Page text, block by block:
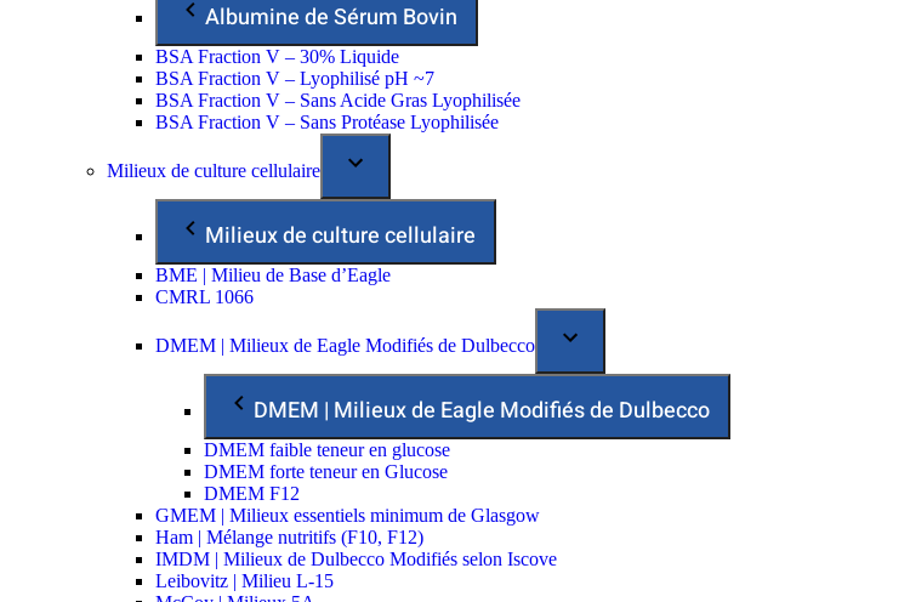
Albumine de Sérum Bovin
BSA Fraction V – 30% Liquide
BSA Fraction V – Lyophilisé pH ~7
BSA Fraction V – Sans Acide Gras Lyophilisée
BSA Fraction V – Sans Protéase Lyophilisée
Milieux de culture cellulaire
Milieux de culture cellulaire
BME | Milieu de Base d’Eagle
CMRL 1066
DMEM | Milieux de Eagle Modifiés de Dulbecco
DMEM | Milieux de Eagle Modifiés de Dulbecco
DMEM faible teneur en glucose
DMEM forte teneur en Glucose
DMEM F12
GMEM | Milieux essentiels minimum de Glasgow
Ham | Mélange nutritifs (F10, F12)
IMDM | Milieux de Dulbecco Modifiés selon Iscove
Leibovitz | Milieu L-15